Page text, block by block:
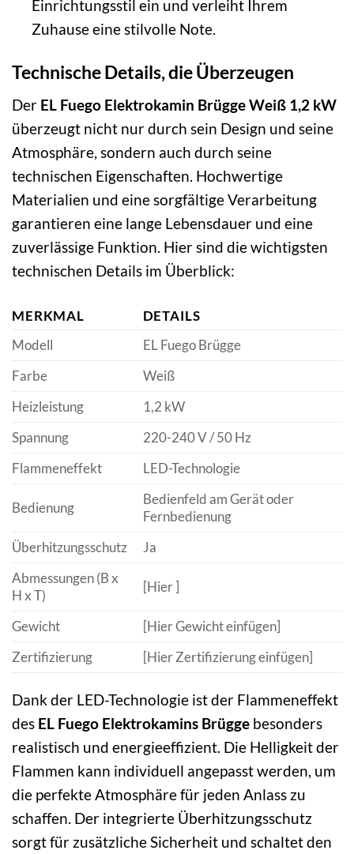
Einrichtungsstil ein und verleiht Ihrem
Zuhause eine stilvolle Note.
Technische Details, die Überzeugen
Der EL Fuego Elektrokamin Brügge Weiß 1,2 kW
überzeugt nicht nur durch sein Design und seine
Atmosphäre, sondern auch durch seine
technischen Eigenschaften. Hochwertige
Materialien und eine sorgfältige Verarbeitung
garantieren eine lange Lebensdauer und eine
zuverlässige Funktion. Hier sind die wichtigsten
technischen Details im Überblick:
MERKMAL
DETAILS
Modell
EL Fuego Brügge
Farbe
Weiß
Heizleistung
1,2 kW
Spannung
220-240 V / 50 Hz
Flammeneffekt
LED-Technologie
Bedienung
Bedienfeld am Gerät oder
Fernbedienung
Überhitzungsschutz
Ja
Abmessungen (B x
H x T)
[Hier ]
Gewicht
[Hier Gewicht einfügen]
Zertifizierung
[Hier Zertifizierung einfügen]
Dank der LED-Technologie ist der Flammeneffekt
des EL Fuego Elektrokamins Brügge besonders
realistisch und energieeffizient. Die Helligkeit der
Flammen kann individuell angepasst werden, um
die perfekte Atmosphäre für jeden Anlass zu
schaffen. Der integrierte Überhitzungsschutz
sorgt für zusätzliche Sicherheit und schaltet den